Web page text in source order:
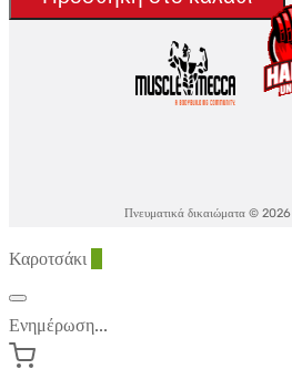
-
Πνευματικά δικαιώματα © 2026
Καροτσάκι
Ενημέρωση...